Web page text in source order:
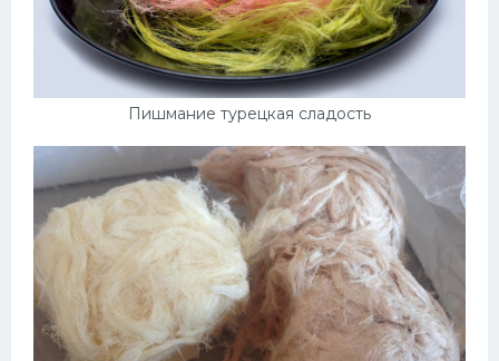
Пишмание турецкая сладость